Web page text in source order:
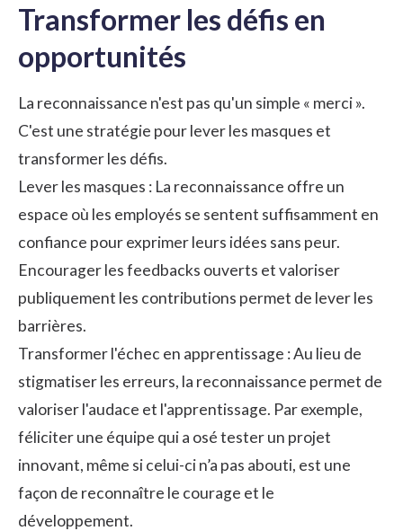
Transformer les défis en
opportunités
La reconnaissance n'est pas qu'un simple « merci ».
C'est une stratégie pour lever les masques et
transformer les défis.
Lever les masques : La reconnaissance offre un
espace où les employés se sentent suffisamment en
confiance pour exprimer leurs idées sans peur.
Encourager les feedbacks ouverts et valoriser
publiquement les contributions permet de lever les
barrières.
Transformer l'échec en apprentissage : Au lieu de
stigmatiser les erreurs, la reconnaissance permet de
valoriser l'audace et l'apprentissage. Par exemple,
féliciter une équipe qui a osé tester un projet
innovant, même si celui-ci n’a pas abouti, est une
façon de reconnaître le courage et le
développement.